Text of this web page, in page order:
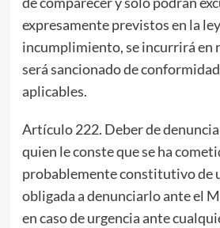
expresamente previstos en la
incumplimiento, se incurrirá en
será sancionado de
aplicables.
Artículo 222. Deber de
quien le conste que se ha
probablemente constitutivo de
obligada a denunciarlo ante el
en caso de urgencia ante